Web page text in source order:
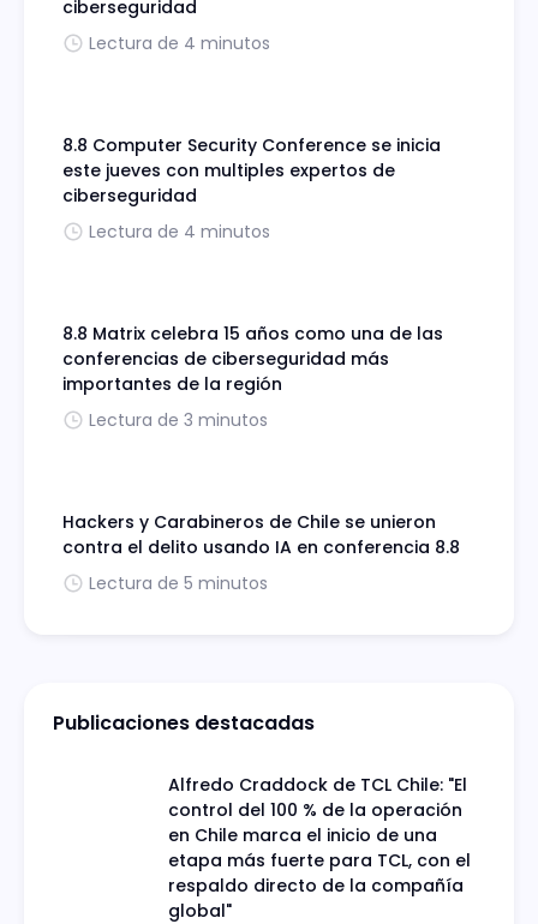
ciberseguridad
Lectura de 4 minutos
8.8 Computer Security Conference se inicia
este jueves con multiples expertos de
ciberseguridad
Lectura de 4 minutos
8.8 Matrix celebra 15 años como una de las
conferencias de ciberseguridad más
importantes de la región
Lectura de 3 minutos
Hackers y Carabineros de Chile se unieron
contra el delito usando IA en conferencia 8.8
Lectura de 5 minutos
Publicaciones destacadas
Alfredo Craddock de TCL Chile: "El
control del 100 % de la operación
en Chile marca el inicio de una
etapa más fuerte para TCL, con el
respaldo directo de la compañía
global"